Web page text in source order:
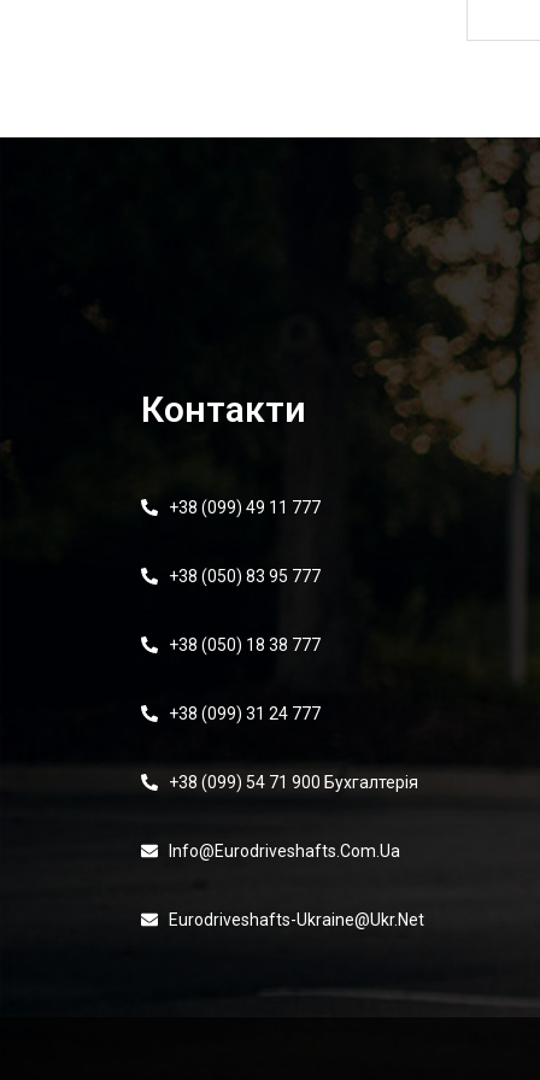
Контакти
+38 (099) 49 11 777
+38 (050) 83 95 777
+38 (050) 18 38 777
+38 (099) 31 24 777
+38 (099) 54 71 900 Бухгалтерія
Info@eurodriveshafts.com.ua
Eurodriveshafts-Ukraine@ukr.net